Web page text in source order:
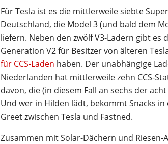
Für Tesla ist es die mittlerweile siebte
Deutschland, die Model 3 (und bald dem
liefern. Neben den zwölf V3-Ladern gibt
Generation V2 für Besitzer von älteren
für CCS-Laden haben. Der unabhängige
Niederlanden hat mittlerweile zehn CCS-
davon, die (in diesem Fall an sechs der
Und wer in Hilden lädt, bekommt Snacks
Greet zwischen Tesla und Fastned.
Zusammen mit Solar-Dächern und